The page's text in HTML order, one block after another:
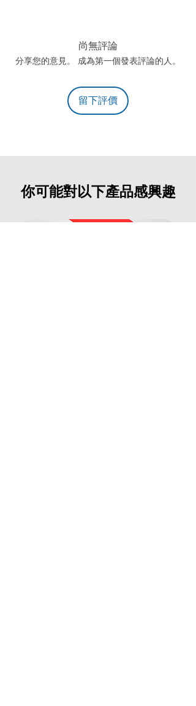
尚無評論
分享您的意見。 成為第一個發表評論的人。
留下評價
你可能對以下產品感興趣